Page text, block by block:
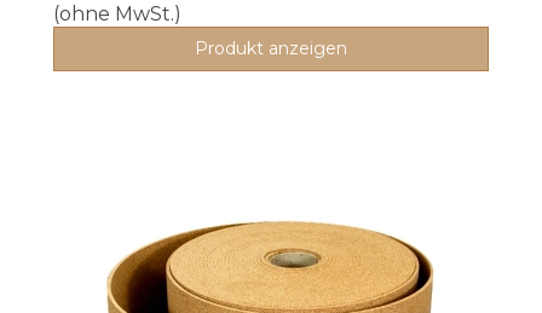
(ohne MwSt.)
Produkt anzeigen